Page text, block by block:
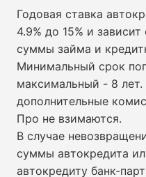
Годовая ставка
4.9% до 15% и
суммы займа и
Минимальный срок
максимальный - 8
дополнительные
Про не взимаются.
В случае
суммы автокредита
автокредиту банк-